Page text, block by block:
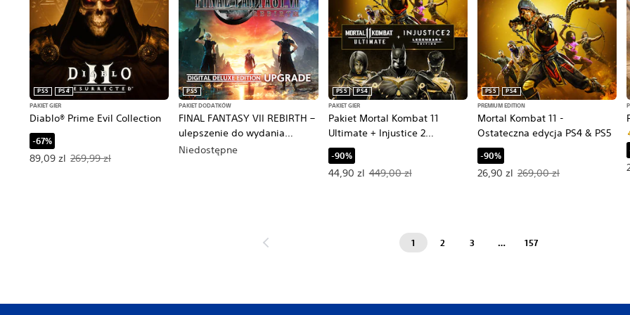
Diablo® Prime Evil Collection
PS5
PS4
PAKIET GIER
-67%
89,09 zl
Oferowana cena: 89,09 zl. Pierwotna cena: 269,99 zl.
269,99 zl
FINAL FANTASY VII REBIRTH –
ulepszenie do wydania
Digital Deluxe Edition
PS5
PAKIET DODATKÓW
Niedostępne
Pakiet Mortal Kombat 11
Ultimate + Injustice 2
Legendary Edition
PS5
PS4
PAKIET GIER
-90%
44,90 zl
Oferowana cena: 44,90 zl. Pierwotna cena: 449,00 zl.
449,00 zl
Mortal Kombat 11 -
Ostateczna edycja PS4 & PS5
PS5
PS4
PREMIUM EDITION
-90%
26,90 zl
Oferowana cena: 26,90 zl.
269,00 zl
1 2 3 … 157